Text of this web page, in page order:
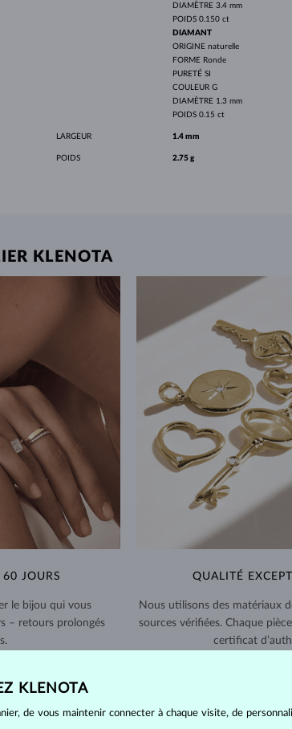
DIAMÈTRE 3.4 mm
POIDS 0.150 ct
DIAMANT
ORIGINE naturelle
FORME Ronde
PURETÉ SI
COULEUR G
DIAMÈTRE 1.3 mm
POIDS 0.15 ct
LARGEUR 1.4 mm
POIDS 2.75 g
KLENOTA
60 JOURS
le bijou qui vous
– retours prolongés
QUALITÉ
Nous utilisons des matériaux
sources vérifiées. Chaque
certificat
CERTIFICATS
KLENOTA
de vous maintenir connecter à chaque visite, de